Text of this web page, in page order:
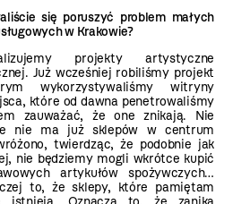
się poruszyć problem małych
w Krakowie?
projekty artystyczne
Już wcześniej robiliśmy projekt
wykorzystywaliśmy witryny
które od dawna penetrowaliśmy
zauważać, że one znikają. Nie
nie ma już sklepów w centrum
twierdząc, że podobnie jak
nie będziemy mogli wkrótce kupić
artykułów spożywczych…
to, że sklepy, które pamiętam